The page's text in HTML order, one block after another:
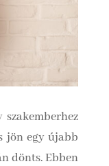
jön egy újabb
dönts. Ebben